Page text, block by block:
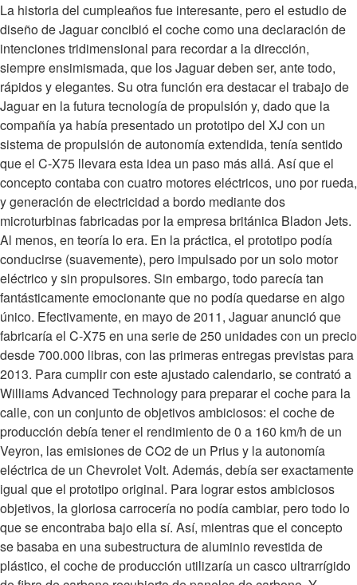
La historia del cumpleaños fue interesante, pero el estudio de
diseño de Jaguar concibió el coche como una declaración de
intenciones tridimensional para recordar a la dirección,
siempre ensimismada, que los Jaguar deben ser, ante todo,
rápidos y elegantes. Su otra función era destacar el trabajo de
Jaguar en la futura tecnología de propulsión y, dado que la
compañía ya había presentado un prototipo del XJ con un
sistema de propulsión de autonomía extendida, tenía sentido
que el C-X75 llevara esta idea un paso más allá. Así que el
concepto contaba con cuatro motores eléctricos, uno por rueda,
y generación de electricidad a bordo mediante dos
microturbinas fabricadas por la empresa británica Bladon Jets.
Al menos, en teoría lo era. En la práctica, el prototipo podía
conducirse (suavemente), pero impulsado por un solo motor
eléctrico y sin propulsores. Sin embargo, todo parecía tan
fantásticamente emocionante que no podía quedarse en algo
único. Efectivamente, en mayo de 2011, Jaguar anunció que
fabricaría el C-X75 en una serie de 250 unidades con un precio
desde 700.000 libras, con las primeras entregas previstas para
2013. Para cumplir con este ajustado calendario, se contrató a
Williams Advanced Technology para preparar el coche para la
calle, con un conjunto de objetivos ambiciosos: el coche de
producción debía tener el rendimiento de 0 a 160 km/h de un
Veyron, las emisiones de CO2 de un Prius y la autonomía
eléctrica de un Chevrolet Volt. Además, debía ser exactamente
igual que el prototipo original. Para lograr estos ambiciosos
objetivos, la gloriosa carrocería no podía cambiar, pero todo lo
que se encontraba bajo ella sí. Así, mientras que el concepto
se basaba en una subestructura de aluminio revestida de
plástico, el coche de producción utilizaría un casco ultrarrígido